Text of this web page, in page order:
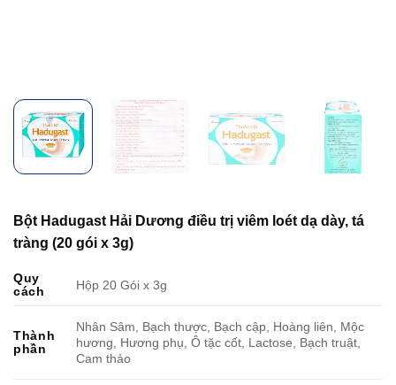
Bột Hadugast Hải Dương điều trị viêm loét dạ dày, tá
tràng (20 gói x 3g)
Quy
cách
Hộp 20 Gói x 3g
Thành
phần
Nhân Sâm, Bạch thược, Bạch cập, Hoàng liên, Mộc
hương, Hương phụ, Ô tặc cốt, Lactose, Bạch truật,
Cam thảo